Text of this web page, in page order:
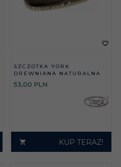
SZCZOTKA YORK
DREWNIANA NATURALNA
53,00 PLN
KUP TERAZ!